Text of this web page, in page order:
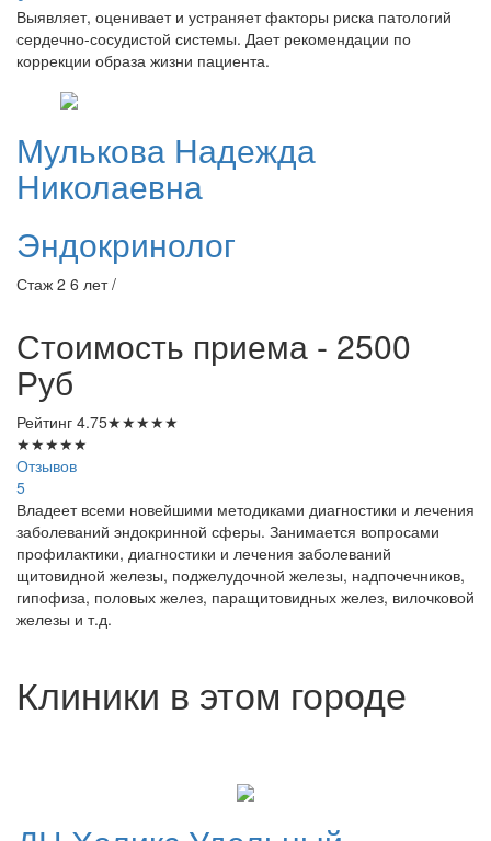
Выявляет, оценивает и устраняет факторы риска патологий
сердечно-сосудистой системы. Дает рекомендации по
коррекции образа жизни пациента.
Мулькова Надежда
Николаевна
Эндокринолог
Стаж 2 6 лет /
Стоимость приема - 2500
Руб
Рейтинг 4.75★★★★★
★★★★★
Отзывов
5
Владеет всеми новейшими методиками диагностики и лечения
заболеваний эндокринной сферы. Занимается вопросами
профилактики, диагностики и лечения заболеваний
щитовидной железы, поджелудочной железы, надпочечников,
гипофиза, половых желез, паращитовидных желез, вилочковой
железы и т.д.
Клиники в этом городе